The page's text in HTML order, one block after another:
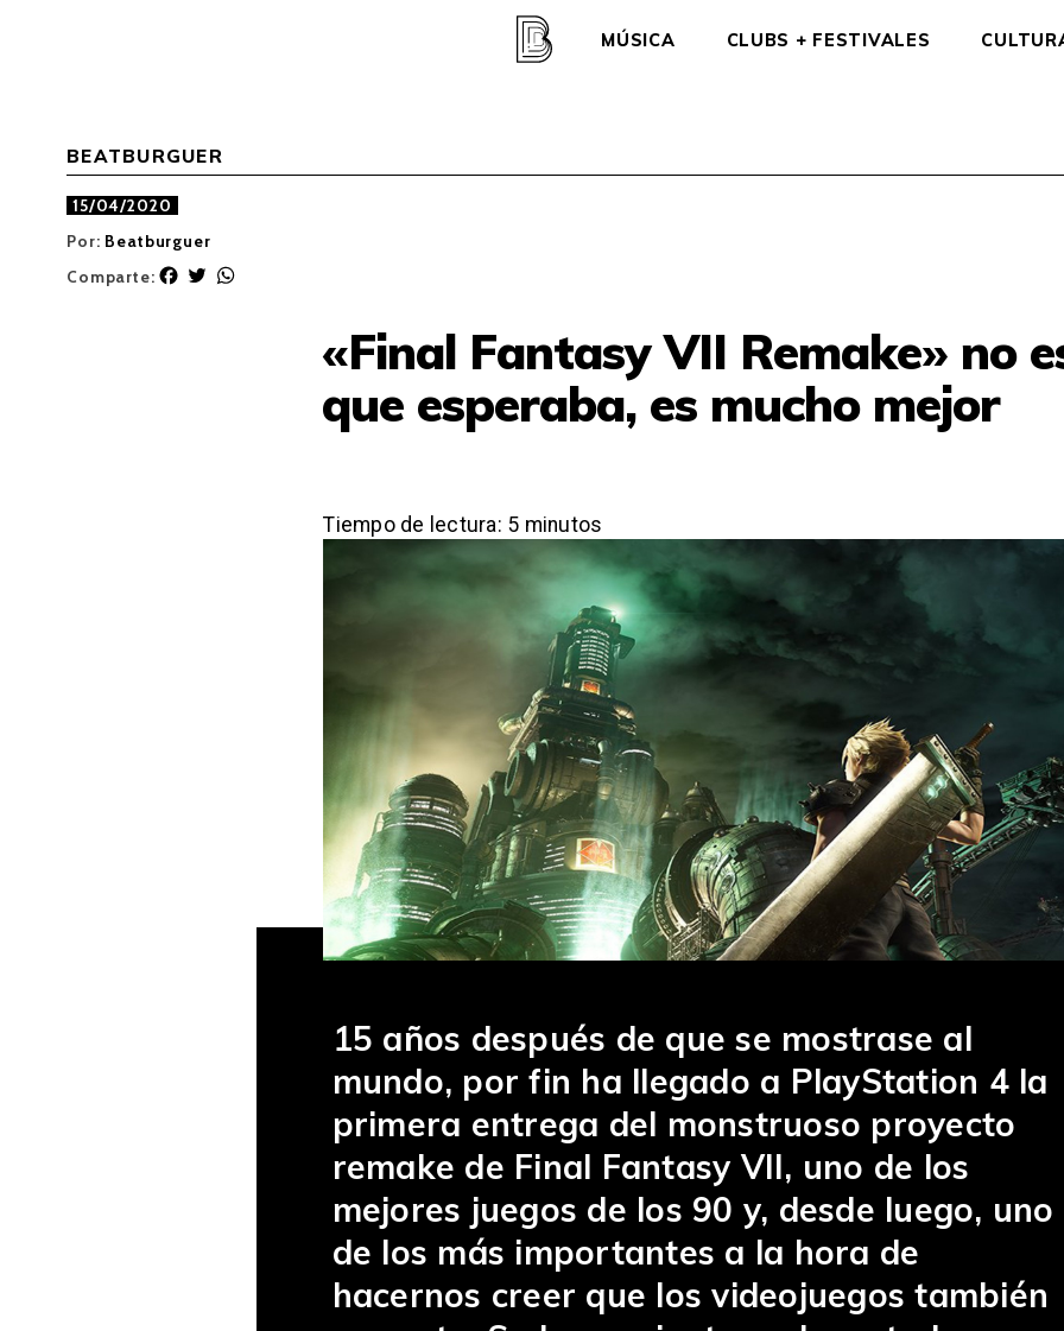
MÚSICA CLUBS + FESTIVALES
BEATBURGUER
15/04/2020
Por: Beatburguer
Comparte:
F
T
«Final Fantasy VII Remake» no
que esperaba, es mucho mejor
Tiempo de lectura: 5 minutos
15 años después de que se mostrase al
mundo, por fin ha llegado a PlayStation 4 la
primera entrega del monstruoso proyecto
remake de Final Fantasy VII, uno de los
mejores juegos de los 90 y, desde luego, uno
de los más importantes a la hora de
hacernos creer que los videojuegos también